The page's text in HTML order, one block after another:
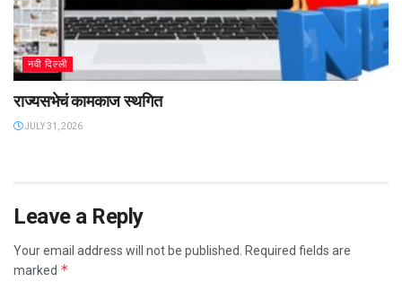
नवी दिल्ली
राज्यसभेचं कामकाज स्थगित
JULY 31, 2026
Leave a Reply
Your email address will not be published.
Required fields are
marked *